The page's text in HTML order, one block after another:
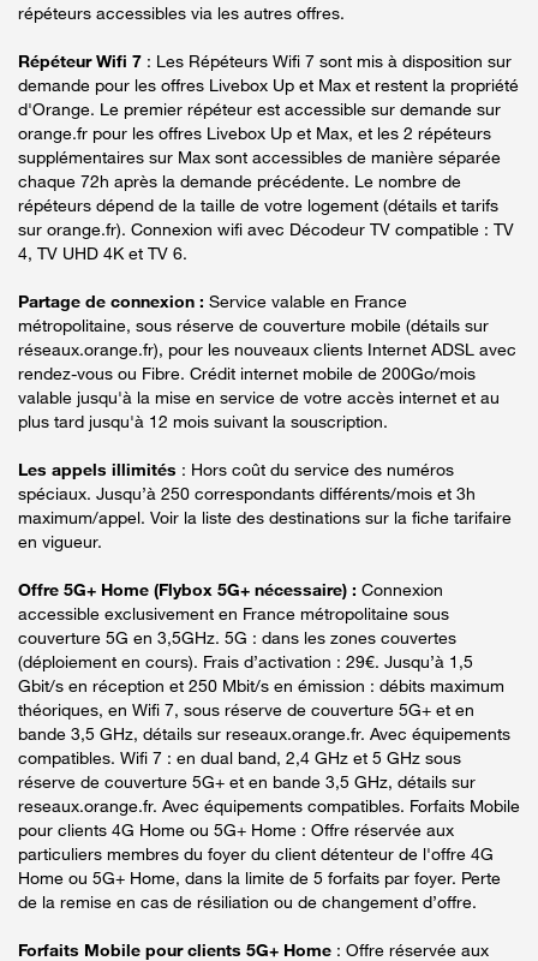
répéteurs accessibles via les autres offres.
Répéteur Wifi 7 : Les Répéteurs Wifi 7 sont mis à disposition sur
demande pour les offres Livebox Up et Max et restent la propriété
d'Orange. Le premier répéteur est accessible sur demande sur
orange.fr pour les offres Livebox Up et Max, et les 2 répéteurs
supplémentaires sur Max sont accessibles de manière séparée
chaque 72h après la demande précédente. Le nombre de
répéteurs dépend de la taille de votre logement (détails et tarifs
sur orange.fr). Connexion wifi avec Décodeur TV compatible : TV
4, TV UHD 4K et TV 6.
Partage de connexion : Service valable en France
métropolitaine, sous réserve de couverture mobile (détails sur
réseaux.orange.fr), pour les nouveaux clients Internet ADSL avec
rendez-vous ou Fibre. Crédit internet mobile de 200Go/mois
valable jusqu'à la mise en service de votre accès internet et au
plus tard jusqu'à 12 mois suivant la souscription.
Les appels illimités : Hors coût du service des numéros
spéciaux. Jusqu’à 250 correspondants différents/mois et 3h
maximum/appel. Voir la liste des destinations sur la fiche tarifaire
en vigueur.
Offre 5G+ Home (Flybox 5G+ nécessaire) : Connexion
accessible exclusivement en France métropolitaine sous
couverture 5G en 3,5GHz. 5G : dans les zones couvertes
(déploiement en cours). Frais d’activation : 29€. Jusqu’à 1,5
Gbit/s en réception et 250 Mbit/s en émission : débits maximum
théoriques, en Wifi 7, sous réserve de couverture 5G+ et en
bande 3,5 GHz, détails sur reseaux.orange.fr. Avec équipements
compatibles. Wifi 7 : en dual band, 2,4 GHz et 5 GHz sous
réserve de couverture 5G+ et en bande 3,5 GHz, détails sur
reseaux.orange.fr. Avec équipements compatibles. Forfaits Mobile
pour clients 4G Home ou 5G+ Home : Offre réservée aux
particuliers membres du foyer du client détenteur de l'offre 4G
Home ou 5G+ Home, dans la limite de 5 forfaits par foyer. Perte
de la remise en cas de résiliation ou de changement d’offre.
Forfaits Mobile pour clients 5G+ Home : Offre réservée aux